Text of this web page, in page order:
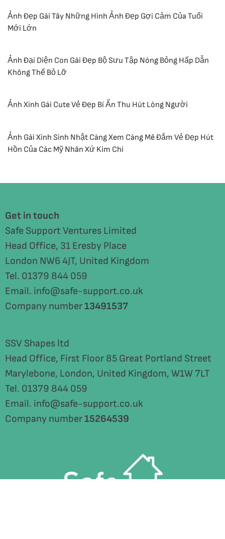
Ảnh Đẹp Gái Tây Những Hình Ảnh Đẹp Gợi Cảm Của Tuổi
Mới Lớn
Ảnh Đại Diện Con Gái Đẹp Bộ Sưu Tập Nóng Bỏng Hấp Dẫn
Không Thể Bỏ Lỡ
Ảnh Xinh Gái Cute Vẻ Đẹp Bí Ẩn Thu Hút Lòng Người
Ảnh Gái Xinh Sinh Nhật Càng Xem Càng Mê Đắm Vẻ Đẹp Hút
Hồn Của Các Mỹ Nhân Xứ Kim Chi
Get in touch
Safe Support Ventures Limited
Head Office, 31 Eresby Place
London NW6 4JT, United Kingdom
Tel. 01379 844 059
Email. info@safe-support.co.uk
Company number13491537
SSV Shapes ltd
Head Office, First Floor 85 Great Portland Street
Marylebone, London, United Kingdom, W1W 7LT
Tel. 01379 844 059
Email. info@safe-support.co.uk
Company number15264539